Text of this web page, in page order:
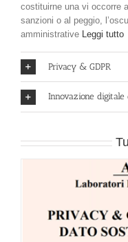
costituirne una vi occorre
sanzioni o al peggio,
amministrative Leggi tutto
Privacy & GDPR
Innovazione digitale